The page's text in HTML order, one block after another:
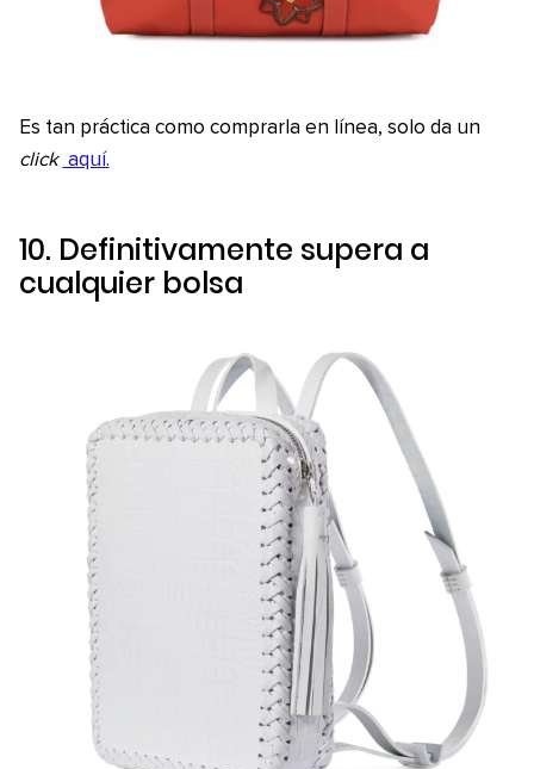
Es tan práctica como comprarla en línea, solo da un
click aquí.
10. Definitivamente supera a
cualquier bolsa